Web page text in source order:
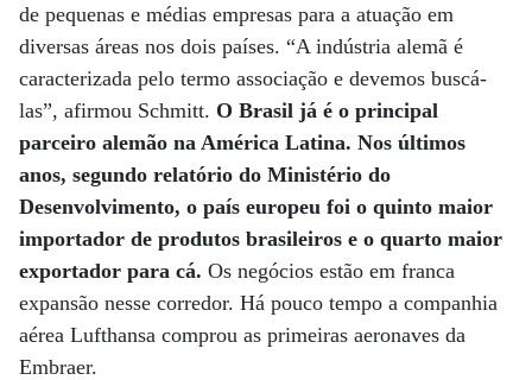
de pequenas e médias empresas para a atuação em
diversas áreas nos dois países. “A indústria alemã é
caracterizada pelo termo associação e devemos buscá-
las”, afirmou Schmitt. O Brasil já é o principal
parceiro alemão na América Latina. Nos últimos
anos, segundo relatório do Ministério do
Desenvolvimento, o país europeu foi o quinto maior
importador de produtos brasileiros e o quarto maior
exportador para cá. Os negócios estão em franca
expansão nesse corredor. Há pouco tempo a companhia
aérea Lufthansa comprou as primeiras aeronaves da
Embraer.